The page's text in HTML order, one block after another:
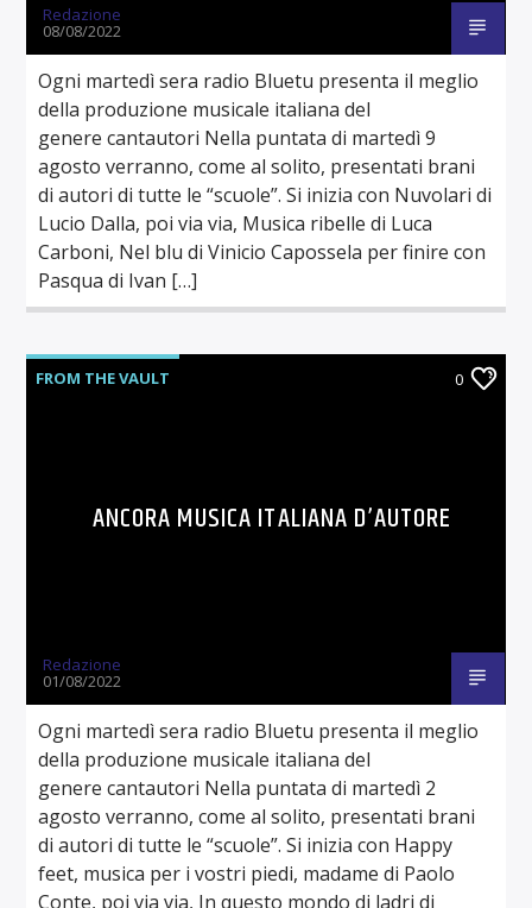
Redazione
08/08/2022
Ogni martedì sera radio Bluetu presenta il meglio
della produzione musicale italiana del
genere cantautori Nella puntata di martedì 9
agosto verranno, come al solito, presentati brani
di autori di tutte le “scuole”. Si inizia con Nuvolari di
Lucio Dalla, poi via via, Musica ribelle di Luca
Carboni, Nel blu di Vinicio Capossela per finire con
Pasqua di Ivan […]
FROM THE VAULT 0
ANCORA MUSICA ITALIANA D’AUTORE
Redazione
01/08/2022
Ogni martedì sera radio Bluetu presenta il meglio
della produzione musicale italiana del
genere cantautori Nella puntata di martedì 2
agosto verranno, come al solito, presentati brani
di autori di tutte le “scuole”. Si inizia con Happy
feet, musica per i vostri piedi, madame di Paolo
Conte, poi via via, In questo mondo di ladri di